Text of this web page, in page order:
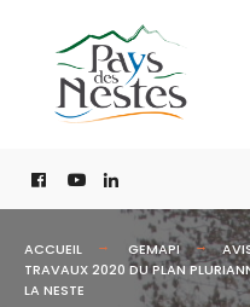
ACCUEIL GEMAPI
TRAVAUX 2020 DU PLAN
LA NESTE